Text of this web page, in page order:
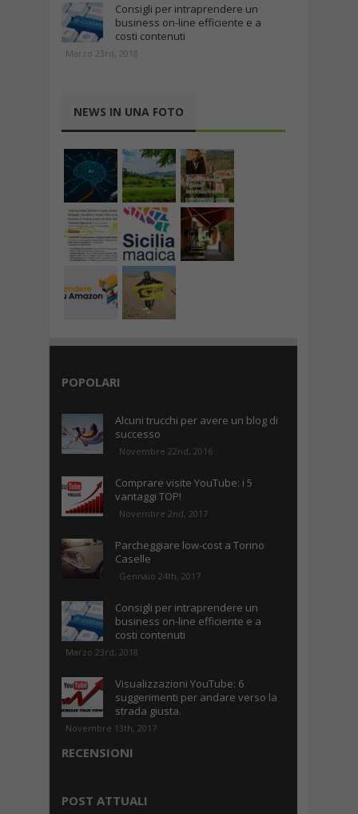
Consigli per intraprendere un
business on-line efficiente e a
costi contenuti
Marzo 23rd, 2018
NEWS IN UNA FOTO
POPOLARI
Alcuni trucchi per avere un blog di
successo
Novembre 22nd, 2016
Comprare visite YouTube: i 5
vantaggi TOP!
Novembre 2nd, 2017
Parcheggiare low-cost a Torino
Caselle
Gennaio 24th, 2017
Consigli per intraprendere un
business on-line efficiente e a
costi contenuti
Marzo 23rd, 2018
Visualizzazioni YouTube: 6
suggerimenti per andare verso la
strada giusta.
Novembre 13th, 2017
RECENSIONI
POST ATTUALI